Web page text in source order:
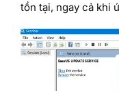
tồn tại, ngay cả khi